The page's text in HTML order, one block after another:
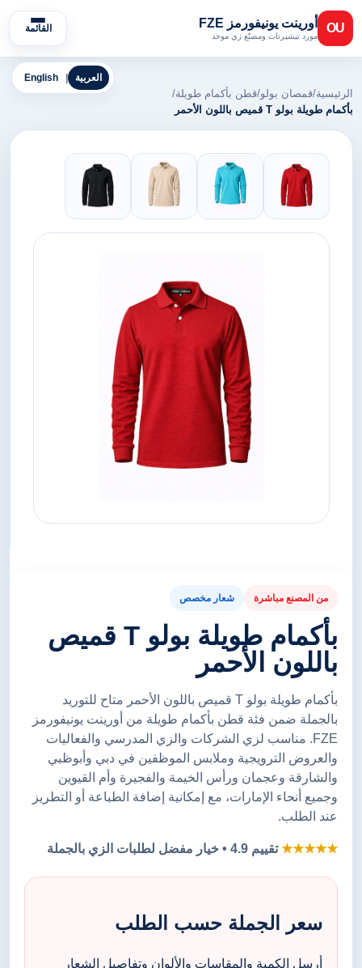
OU أورينت يونيفورمز FZE
مورد تيشيرتات ومصنّع زي موحد
القائمة
English العربية
الرئيسية/قمصان بولو/قطن بأكمام طويلة/
بأكمام طويلة بولو T قميص باللون الأحمر
من المصنع مباشرة شعار مخصص
بأكمام طويلة بولو T قميص
باللون الأحمر
بأكمام طويلة بولو T قميص باللون الأحمر متاح للتوريد
بالجملة ضمن فئة قطن بأكمام طويلة من أورينت يونيفورمز
FZE. مناسب لزي الشركات والزي المدرسي والفعاليات
والعروض الترويجية وملابس الموظفين في دبي وأبوظبي
والشارقة وعجمان ورأس الخيمة والفجيرة وأم القيوين
وجميع أنحاء الإمارات، مع إمكانية إضافة الطباعة أو التطريز
عند الطلب.
★★★★★تقييم 4.9 • خيار مفضل لطلبات الزي بالجملة
سعر الجملة حسب الطلب
أرسل الكمية والمقاسات والألوان وتفاصيل الشعار